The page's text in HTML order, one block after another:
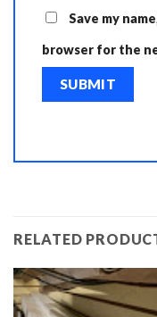
Save my
browser for the
RELATED